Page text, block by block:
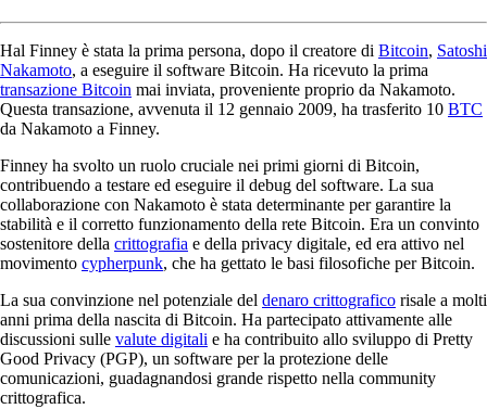
Hal Finney è stata la prima persona, dopo il creatore di Bitcoin, Satoshi
Nakamoto, a eseguire il software Bitcoin. Ha ricevuto la prima
transazione Bitcoin mai inviata, proveniente proprio da Nakamoto.
Questa transazione, avvenuta il 12 gennaio 2009, ha trasferito 10 BTC
da Nakamoto a Finney.
Finney ha svolto un ruolo cruciale nei primi giorni di Bitcoin,
contribuendo a testare ed eseguire il debug del software. La sua
collaborazione con Nakamoto è stata determinante per garantire la
stabilità e il corretto funzionamento della rete Bitcoin. Era un convinto
sostenitore della crittografia e della privacy digitale, ed era attivo nel
movimento cypherpunk, che ha gettato le basi filosofiche per Bitcoin.
La sua convinzione nel potenziale del denaro crittografico risale a molti
anni prima della nascita di Bitcoin. Ha partecipato attivamente alle
discussioni sulle valute digitali e ha contribuito allo sviluppo di Pretty
Good Privacy (PGP), un software per la protezione delle
comunicazioni, guadagnandosi grande rispetto nella community
crittografica.